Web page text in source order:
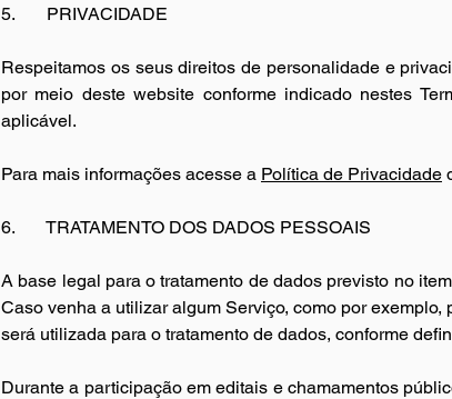
5. PRIVACIDADE
Respeitamos os seus direitos de personalidade e
por meio deste website conforme indicado nestes
aplicável.
Para mais informações acesse a Política de Privacidade
6. TRATAMENTO DOS DADOS PESSOAIS
A base legal para o tratamento de dados previsto no
Caso venha a utilizar algum Serviço, como por
será utilizada para o tratamento de dados, conforme
Durante a participação em editais e chamamentos